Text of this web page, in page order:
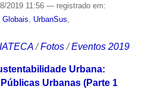
2019 11:56 — registrado em:
Globais
UrbanSus
/Fotos /Eventos 2019
Urbana:
Urbanas (Parte 1